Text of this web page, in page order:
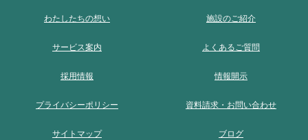
わたしたちの想い 施設のご紹介
サービス案内 よくあるご質問
採用情報 情報開示
プライバシーポリシー 資料請求・お問い合わせ
サイトマップ ブログ